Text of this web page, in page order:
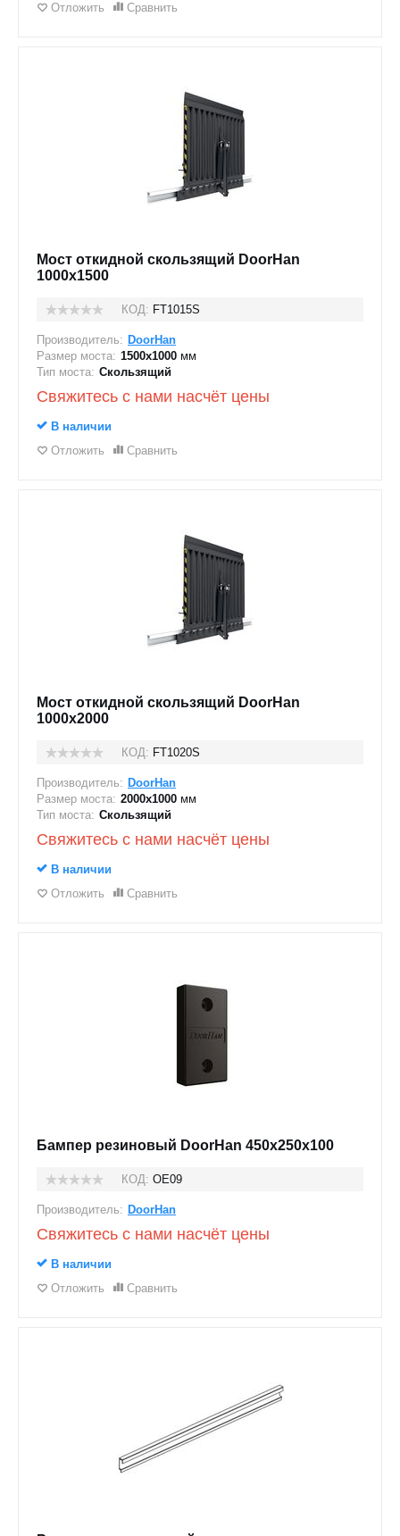
Отложить
Сравнить
Мост откидной скользящий DoorHan
1000x1500
КОД: FT1015S
Производитель: DoorHan
Размер моста: 1500х1000 мм
Тип моста: Скользящий
Свяжитесь с нами насчёт цены
В наличии
Отложить
Сравнить
Мост откидной скользящий DoorHan
1000x2000
КОД: FT1020S
Производитель: DoorHan
Размер моста: 2000х1000 мм
Тип моста: Скользящий
Свяжитесь с нами насчёт цены
В наличии
Отложить
Сравнить
Бампер резиновый DoorHan 450х250х100
КОД: OE09
Производитель: DoorHan
Свяжитесь с нами насчёт цены
В наличии
Отложить
Сравнить